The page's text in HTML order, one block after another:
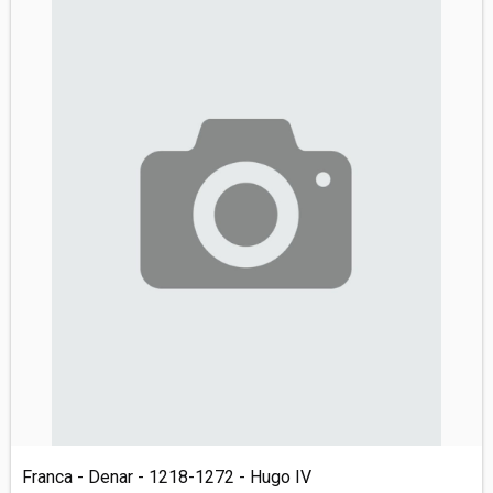
Franca - Denar - 1218-1272 - Hugo IV